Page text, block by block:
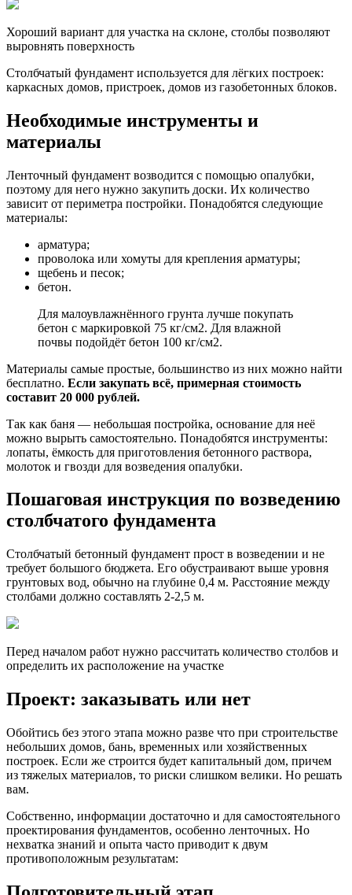
Хороший вариант для участка на склоне, столбы позволяют
выровнять поверхность
Столбчатый фундамент используется для лёгких построек:
каркасных домов, пристроек, домов из газобетонных блоков.
Необходимые инструменты и
материалы
Ленточный фундамент возводится с помощью опалубки,
поэтому для него нужно закупить доски. Их количество
зависит от периметра постройки. Понадобятся следующие
материалы:
арматура;
проволока или хомуты для крепления арматуры;
щебень и песок;
бетон.
Для малоувлажнённого грунта лучше покупать
бетон с маркировкой 75 кг/см2. Для влажной
почвы подойдёт бетон 100 кг/см2.
Материалы самые простые, большинство из них можно найти
бесплатно. Если закупать всё, примерная стоимость
составит 20 000 рублей.
Так как баня — небольшая постройка, основание для неё
можно вырыть самостоятельно. Понадобятся инструменты:
лопаты, ёмкость для приготовления бетонного раствора,
молоток и гвозди для возведения опалубки.
Пошаговая инструкция по возведению
столбчатого фундамента
Столбчатый бетонный фундамент прост в возведении и не
требует большого бюджета. Его обустраивают выше уровня
грунтовых вод, обычно на глубине 0,4 м. Расстояние между
столбами должно составлять 2-2,5 м.
Перед началом работ нужно рассчитать количество столбов и
определить их расположение на участке
Проект: заказывать или нет
Обойтись без этого этапа можно разве что при строительстве
небольших домов, бань, временных или хозяйственных
построек. Если же строится будет капитальный дом, причем
из тяжелых материалов, то риски слишком велики. Но решать
вам.
Собственно, информации достаточно и для самостоятельного
проектирования фундаментов, особенно ленточных. Но
нехватка знаний и опыта часто приводит к двум
противоположным результатам: